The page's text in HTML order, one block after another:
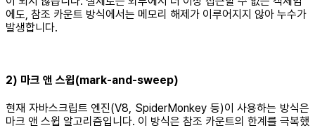
에도, 참조 카운트 방식에서는 메모리 해제가 이루어지지 않아 누수가
발생합니다.
2) 마크 앤 스윕(mark-and-sweep)
현재 자바스크립트 엔진(V8, SpiderMonkey 등)이 사용하는 방식은
마크 앤 스윕 알고리즘입니다. 이 방식은 참조 카운트의 한계를 극복했